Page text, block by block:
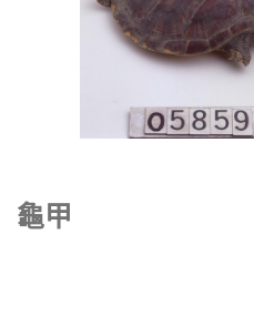
龜甲